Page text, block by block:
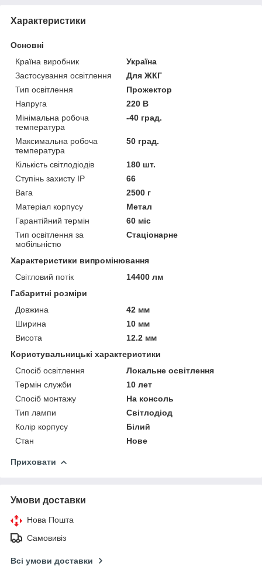
Характеристики
Основні
Країна виробник
Україна
Застосування освітлення
Для ЖКГ
Тип освітлення
Прожектор
Напруга
220 В
Мінімальна робоча
температура
-40 град.
Максимальна робоча
температура
50 град.
Кількість світлодіодів
180 шт.
Ступінь захисту IP
66
Вага
2500 г
Матеріал корпусу
Метал
Гарантійний термін
60 міс
Тип освітлення за
мобільністю
Стаціонарне
Характеристики випромінювання
Світловий потік
14400 лм
Габаритні розміри
Довжина
42 мм
Ширина
10 мм
Висота
12.2 мм
Користувальницькі характеристики
Спосіб освітлення
Локальне освітлення
Термін служби
10 лет
Спосіб монтажу
На консоль
Тип лампи
Світлодіод
Колір корпусу
Білий
Стан
Нове
Приховати
Умови доставки
Нова Пошта
Самовивіз
Всі умови доставки